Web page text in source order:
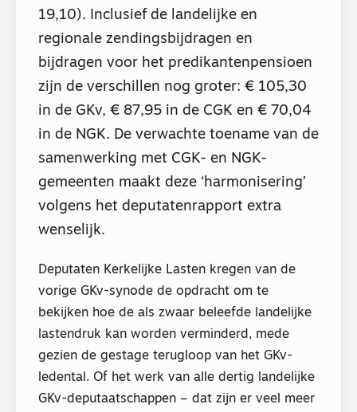
19,10). Inclusief de landelijke en
regionale zendingsbijdragen en
bijdragen voor het predikantenpensioen
zijn de verschillen nog groter: € 105,30
in de GKv, € 87,95 in de CGK en € 70,04
in de NGK. De verwachte toename van de
samenwerking met CGK- en NGK-
gemeenten maakt deze ‘harmonisering’
volgens het deputatenrapport extra
wenselijk.
Deputaten Kerkelijke Lasten kregen van de
vorige GKv-synode de opdracht om te
bekijken hoe de als zwaar beleefde landelijke
lastendruk kan worden verminderd, mede
gezien de gestage terugloop van het GKv-
ledental. Of het werk van alle dertig landelijke
GKv-deputaatschappen – dat zijn er veel meer